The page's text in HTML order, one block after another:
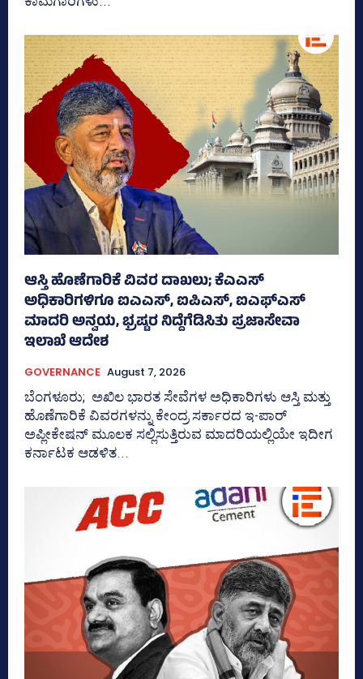
ಆಸ್ತಿ ಹೊಣೆಗಾರಿಕೆ ವಿವರ ದಾಖಲು; ಕೆಎಎಸ್
ಅಧಿಕಾರಿಗಳಿಗೂ ಐಎಎಸ್‌, ಐಪಿಎಸ್‌, ಐಎಫ್‌ಎಸ್‌
ಮಾದರಿ ಅನ್ವಯ, ಭ್ರಷ್ಟರ ನಿದ್ದೆಗೆಡಿಸಿತು ಪ್ರಜಾಸೇವಾ
ಇಲಾಖೆ ಆದೇಶ
GOVERNANCE August 7, 2026
ಬೆಂಗಳೂರು; ಅಖಿಲ ಭಾರತ ಸೇವೆಗಳ ಅಧಿಕಾರಿಗಳು ಆಸ್ತಿ ಮತ್ತು
ಹೊಣೆಗಾರಿಕೆ ವಿವರಗಳನ್ನು ಕೇಂದ್ರ ಸರ್ಕಾರದ ಇ-ಪಾರ್
ಅಪ್ಲೀಕೇಷನ್‌ ಮೂಲಕ ಸಲ್ಲಿಸುತ್ತಿರುವ ಮಾದರಿಯಲ್ಲಿಯೇ ಇದೀಗ
ಕರ್ನಾಟಕ ಆಡಳಿತ...